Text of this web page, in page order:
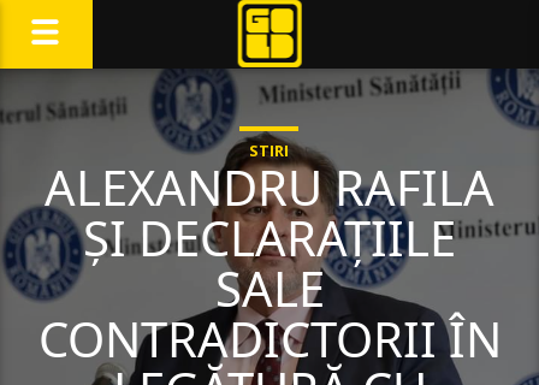
STIRI
ALEXANDRU RAFILA
ȘI DECLARAȚIILE
SALE
CONTRADICTORII ÎN